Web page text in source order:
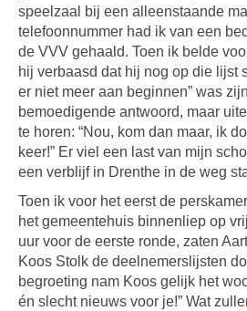
speelzaal bij een alleenstaande
telefoonnummer had ik van een
de VVV gehaald. Toen ik belde
hij verbaasd dat hij nog op die lijst
er niet meer aan beginnen” was
bemoedigende antwoord, maar
te horen: “Nou, kom dan maar, ik
keer!” Er viel een last van mijn
een verblijf in Drenthe in de weg
Toen ik voor het eerst de
het gemeentehuis binnenliep op
uur voor de eerste ronde, zaten
Koos Stolk de deelnemerslijsten
begroeting nam Koos gelijk het
én slecht nieuws voor je!” Wat